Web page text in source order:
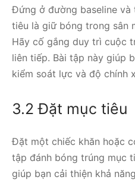
Đứng ở đường baseline
tiêu là giữ bóng trong sân
Hãy cố gắng duy trì cuộc
liên tiếp. Bài tập này giúp
kiểm soát lực và độ chính
3.2 Đặt mục tiêu
Đặt một chiếc khăn hoặc
tập đánh bóng trúng mục
giúp bạn cải thiện khả